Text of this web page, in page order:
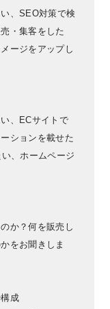
、SEO対策で検
・集客をした
ージをアップし
、ECサイトで
ションを載せた
、ホームページ
か？何を販売し
をお聞きしま
成